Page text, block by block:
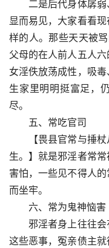
二是后代身体孱弱
显而易见，大家看看
样的人。那些天天被骂
父母的在人前人五人
女淫佚放荡成性，吸
生家里明明挺富足，
尽。
五、常吃官司
【畏县官常与捶杖
生。】就是邪淫者常
害怕，一些见不得人
而坐牢。
六、常为鬼神恼害
邪淫者身上往往会
这些恶事，冤亲债主